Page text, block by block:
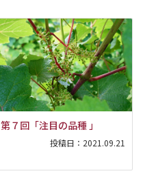
第７回「注目の品種 」
投稿日： 2021.09.21